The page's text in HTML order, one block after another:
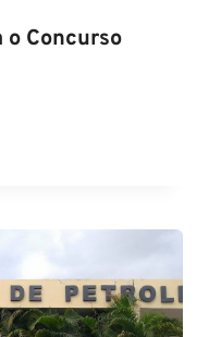
o Concurso